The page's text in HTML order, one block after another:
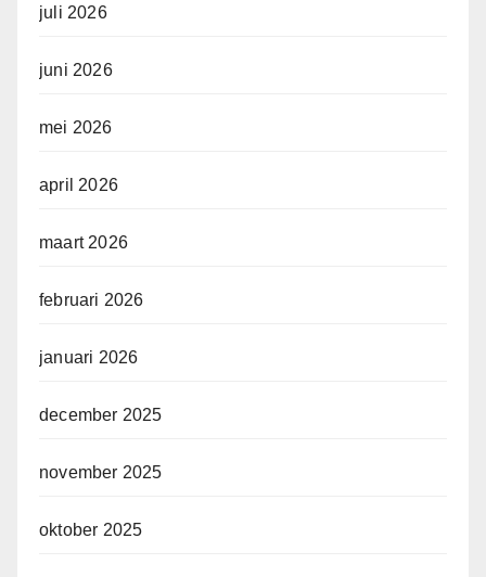
juli 2026
juni 2026
mei 2026
april 2026
maart 2026
februari 2026
januari 2026
december 2025
november 2025
oktober 2025